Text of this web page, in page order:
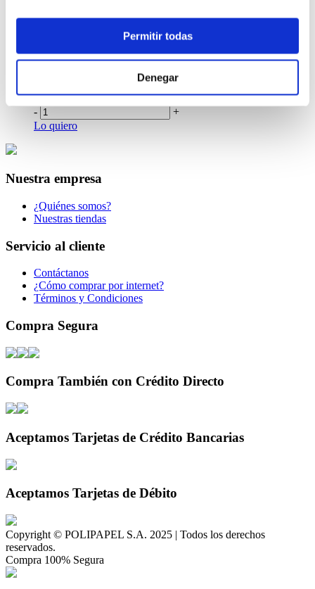
Permitir todas
Denegar
Marcador Permanente
Bic Negro
-
+
Lo quiero
Nuestra empresa
¿Quiénes somos?
Nuestras tiendas
Servicio al cliente
Contáctanos
¿Cómo comprar por internet?
Términos y Condiciones
Compra Segura
Compra También con Crédito Directo
Aceptamos Tarjetas de Crédito Bancarias
Aceptamos Tarjetas de Débito
Copyright © POLIPAPEL S.A. 2025 | Todos los derechos
reservados.
Compra 100% Segura